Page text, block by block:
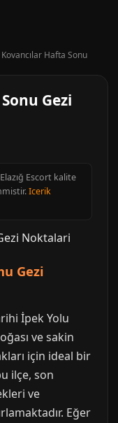
Kovancılar Hafta Sonu
Gezi
Escort kalite
Icerik
Gezi
İpek Yolu
ve sakin
için ideal bir
ilçe, son
ve
Eğer